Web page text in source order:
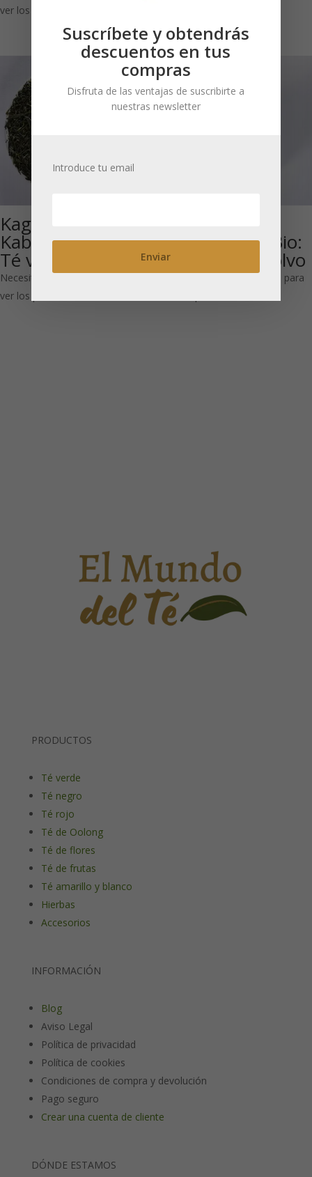
ver los precios
Kagoshima
Kabusecha Bio:
Té verde
Necesitas estar registrado para
ver los precios
Matcha 30 g Bio:
té verde en polvo
Necesitas estar registrado para
PRODUCTOS
Té verde
Té negro
Té rojo
Té de Oolong
Té de flores
Té de frutas
Té amarillo y blanco
Hierbas
Accesorios
INFORMACIÓN
Blog
Aviso Legal
Política de privacidad
Política de cookies
Condiciones de compra y devolución
Pago seguro
Crear una cuenta de cliente
DÓNDE ESTAMOS
Suscríbete y obtendrás
descuentos en tus
compras
Disfruta de las ventajas de suscribirte a
nuestras newsletter
Introduce tu email